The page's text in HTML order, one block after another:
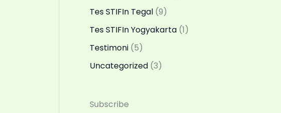
Tes STIFIn Tegal (9)
Tes STIFIn Yogyakarta (1)
Testimoni (5)
Uncategorized (3)
Subscribe